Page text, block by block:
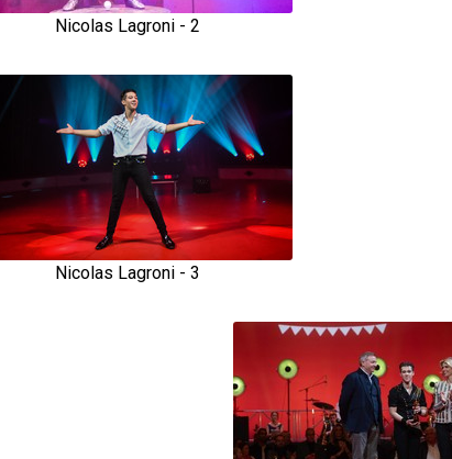
Nicolas Lagroni - 2
Nicolas Lagroni - 3